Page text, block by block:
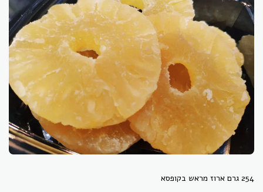
254 גרם ארוז מראש בקופסא